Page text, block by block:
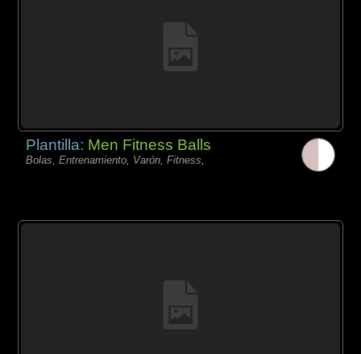
Plantilla: Men Fitness Balls
Bolas, Entrenamiento, Varón, Fitness,